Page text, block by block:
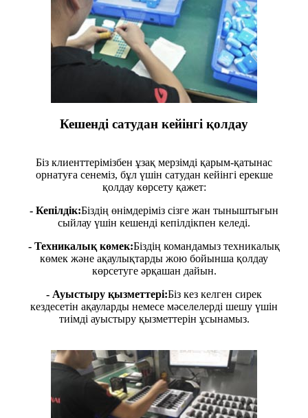
Кешенді сатудан кейінгі қолдау
Біз клиенттерімізбен ұзақ мерзімді қарым-қатынас
орнатуға сенеміз, бұл үшін сатудан кейінгі ерекше
қолдау көрсету қажет:
- Кепілдік:Біздің өнімдеріміз сізге жан тыныштығын
сыйлау үшін кешенді кепілдікпен келеді.
- Техникалық көмек:Біздің командамыз техникалық
көмек және ақаулықтарды жою бойынша қолдау
көрсетуге әрқашан дайын.
- Ауыстыру қызметтері:Біз кез келген сирек
кездесетін ақауларды немесе мәселелерді шешу үшін
тиімді ауыстыру қызметтерін ұсынамыз.